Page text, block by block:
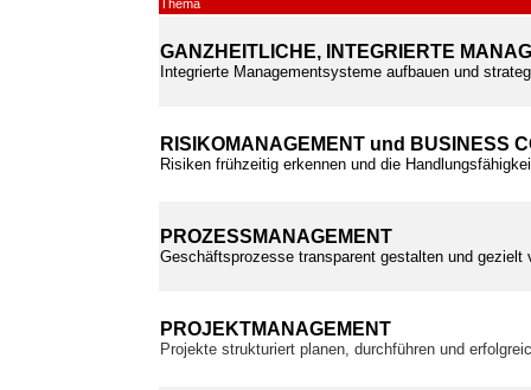
Thema
GANZHEITLICHE, INTEGRIERTE
Integrierte Managementsysteme aufbauen und
RISIKOMANAGEMENT und BUSINESS
Risiken frühzeitig erkennen und die
PROZESSMANAGEMENT
Geschäftsprozesse transparent gestalten und gezielt
PROJEKTMANAGEMENT
Projekte strukturiert planen, durchführen und